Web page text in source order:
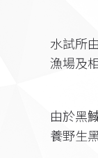
水試所
漁場及
由於黑
養野生